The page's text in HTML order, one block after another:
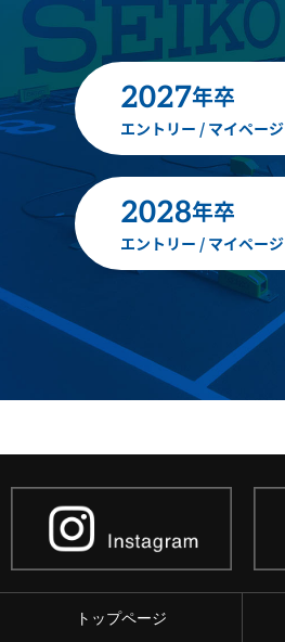
2027年卒
エントリー / マイページ
2028年卒
エントリー / マイページ
トップページ